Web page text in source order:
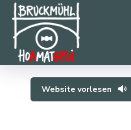
Website vorlesen